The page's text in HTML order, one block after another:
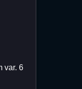
var. 6